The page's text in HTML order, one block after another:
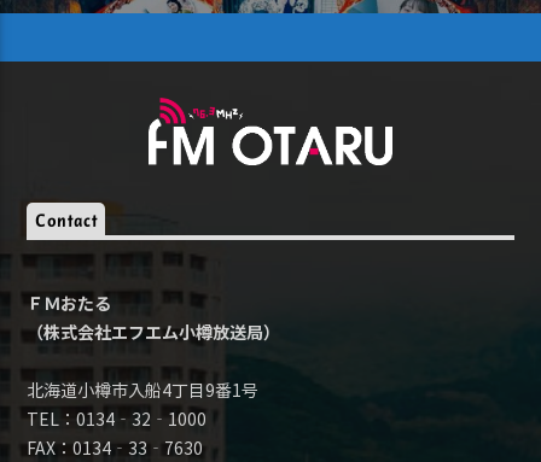
Contact
ＦＭおたる
（株式会社エフエム小樽放送局）
北海道小樽市入船4丁目9番1号
TEL：0134‐32‐1000
FAX：0134‐33‐7630